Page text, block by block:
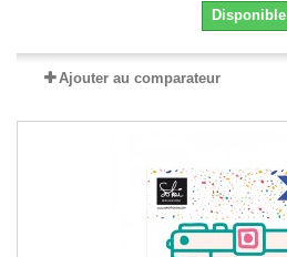
Disponible
Ajouter au comparateur